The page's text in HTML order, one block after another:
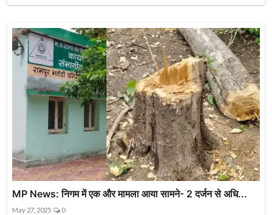
MP News: निगम में एक और मामला आया सामने- 2 दर्जन से अधि...
May 27, 2025 0